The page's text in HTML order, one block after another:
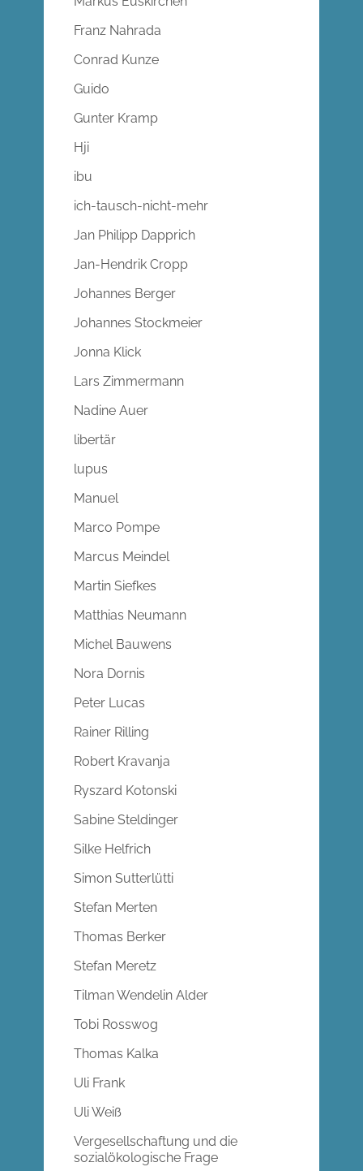
Franz Nahrada
Conrad Kunze
Guido
Gunter Kramp
Hji
ibu
ich-tausch-nicht-mehr
Jan Philipp Dapprich
Jan-Hendrik Cropp
Johannes Berger
Johannes Stockmeier
Jonna Klick
Lars Zimmermann
Nadine Auer
libertär
lupus
Manuel
Marco Pompe
Marcus Meindel
Martin Siefkes
Matthias Neumann
Michel Bauwens
Nora Dornis
Peter Lucas
Rainer Rilling
Robert Kravanja
Ryszard Kotonski
Sabine Steldinger
Silke Helfrich
Simon Sutterlütti
Stefan Merten
Thomas Berker
Stefan Meretz
Tilman Wendelin Alder
Tobi Rosswog
Thomas Kalka
Uli Frank
Uli Weiß
Vergesellschaftung und die
sozialökologische Frage